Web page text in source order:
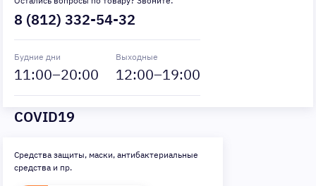
8 (812) 332-54-32
Будние дни
11:00–20:00
Выходные
12:00–19:00
COVID19
Средства защиты, маски, антибактериальные
средства и пр.